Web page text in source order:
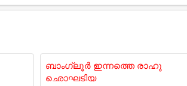
ബാംഗ്ലൂർ ഇന്നത്തെ രാഹു
ഛൊഘടിയ